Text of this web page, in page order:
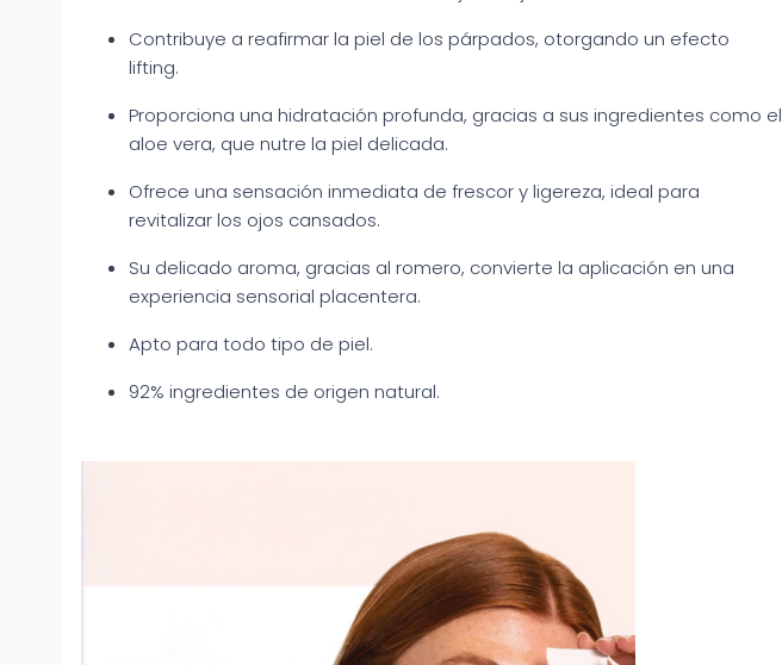
Contribuye a reafirmar la piel de los párpados, otorgando un efecto
lifting.
Proporciona una hidratación profunda, gracias a sus ingredientes como el
aloe vera, que nutre la piel delicada.
Ofrece una sensación inmediata de frescor y ligereza, ideal para
revitalizar los ojos cansados.
Su delicado aroma, gracias al romero, convierte la aplicación en una
experiencia sensorial placentera.
Apto para todo tipo de piel.
92% ingredientes de origen natural.